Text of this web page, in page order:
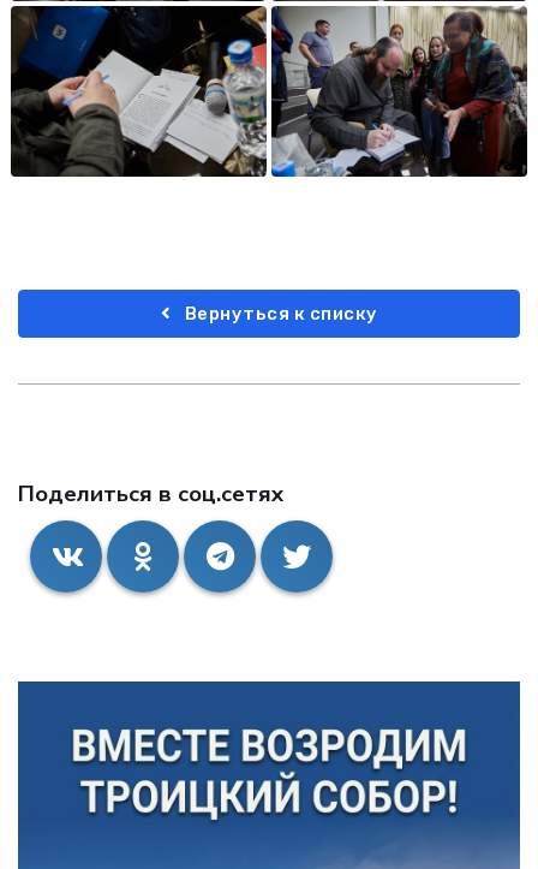
Поделиться в соц.сетях
Вернуться к списку